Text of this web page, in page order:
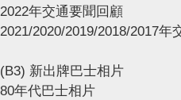
2022年交通要聞回顧
2021/2020/2019/2018/2017年
(B3) 新出牌巴士相片
80年代巴士相片